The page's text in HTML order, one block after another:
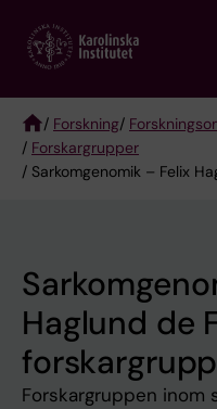
main
Breadcrumb
/ Forskning/
/ Forskargrupper
/ Sarkomgenomik – Felix
Haglund de
forskargrupp
Forskargruppen inom